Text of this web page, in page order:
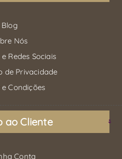
Blog
Nós
Redes Sociais
de Privacidade
e Condições
ao Cliente
Conta